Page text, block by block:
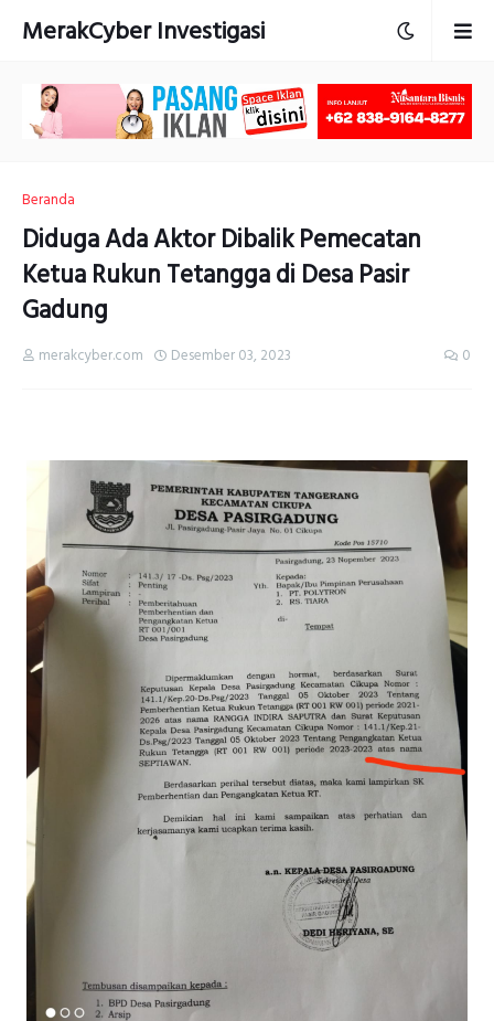
MerakCyber Investigasi
Beranda
Diduga Ada Aktor Dibalik Pemecatan
Ketua Rukun Tetangga di Desa Pasir
Gadung
merakcyber.com Desember 03, 2023 0